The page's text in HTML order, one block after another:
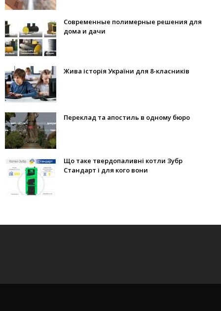
Современные полимерные решения для
дома и дачи
Жива історія України для 8-класників
Переклад та апостиль в одному бюро
Що таке твердопаливні котли Зубр
Стандарт і для кого вони